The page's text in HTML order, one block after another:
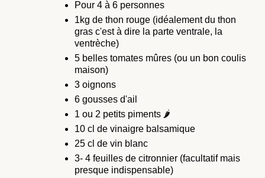
Pour 4 à 6 personnes
1kg de thon rouge (idéalement du thon
gras c'est à dire la parte ventrale, la
ventrèche)
5 belles tomates mûres (ou un bon coulis
maison)
3 oignons
6 gousses d'ail
1 ou 2 petits piments 🌶
10 cl de vinaigre balsamique
25 cl de vin blanc
3- 4 feuilles de citronnier (facultatif mais
presque indispensable)